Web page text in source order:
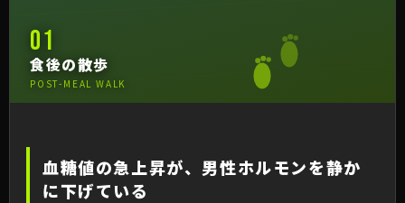
01
食後の散歩
POST-MEAL WALK
血糖値の急上昇が、男性ホルモンを静か
に下げている